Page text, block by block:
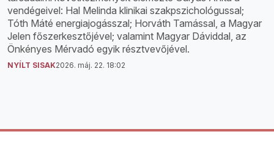
vendégeivel: Hal Melinda klinikai szakpszichológussal;
Tóth Máté energiajogásszal; Horváth Tamással, a Magyar
Jelen főszerkesztőjével; valamint Magyar Dáviddal, az
Önkényes Mérvadó egyik résztvevőjével.
NYÍLT SISAK2026. máj. 22. 18:02